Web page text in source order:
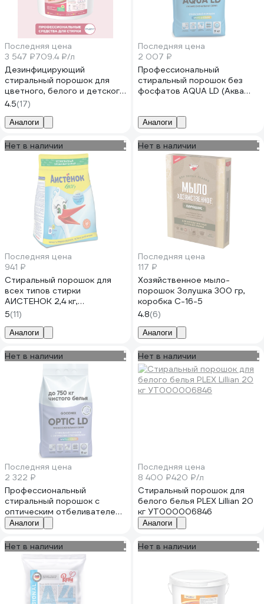
Последняя цена
3 547 ₽709.4 ₽/л
Дезинфицирующий
стиральный порошок для
цветного, белого и детского
белья PLEX Lillian 5 кг, 100
стирок УТ000006160
4.5(17)
Аналоги
Последняя цена
2 007 ₽
Профессиональный
стиральный порошок без
фосфатов AQUA LD (Аква
Аналоги
Нет в наличии
Последняя цена
941 ₽
Стиральный порошок для
всех типов стирки
АИСТЕНОК 2,4 кг,
АИСТЁНОК, бесфосфатный
604875
5(11)
Аналоги
Нет в наличии
Последняя цена
117 ₽
Хозяйственное мыло-
порошок Золушка 300 гр,
коробка С-16-5
4.8(6)
Аналоги
Нет в наличии
Последняя цена
2 322 ₽
Профессиональный
стиральный порошок с
оптическим отбеливателем
OPTIC LD (Оптик ЛД) 9кг
GOODMIX 173910
Аналоги
Нет в наличии
Последняя цена
8 400 ₽420 ₽/л
Стиральный порошок для
белого белья PLEX Lillian 20
кг УТ000006846
Аналоги
Нет в наличии Нет в наличии